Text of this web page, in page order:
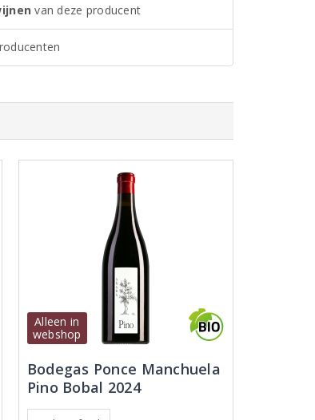
van deze producent
Alleen in
webshop
Bodegas Ponce Manchuela
Pino Bobal 2024